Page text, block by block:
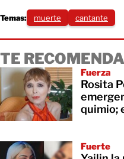
Temas: muerte cantante
TE
Fuerza
Rosita
quimio;
Fuerte